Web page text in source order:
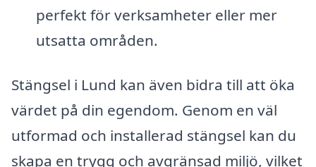
perfekt för verksamheter eller mer
utsatta områden.
Stängsel i Lund kan även bidra till att öka
värdet på din egendom. Genom en väl
utformad och installerad stängsel kan du
skapa en trygg och avgränsad miljö, vilket